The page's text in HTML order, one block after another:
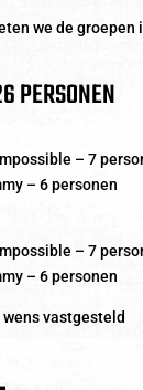
we de
PERSONEN
– 7
– 6 personen
– 7
– 6 personen
vastgesteld